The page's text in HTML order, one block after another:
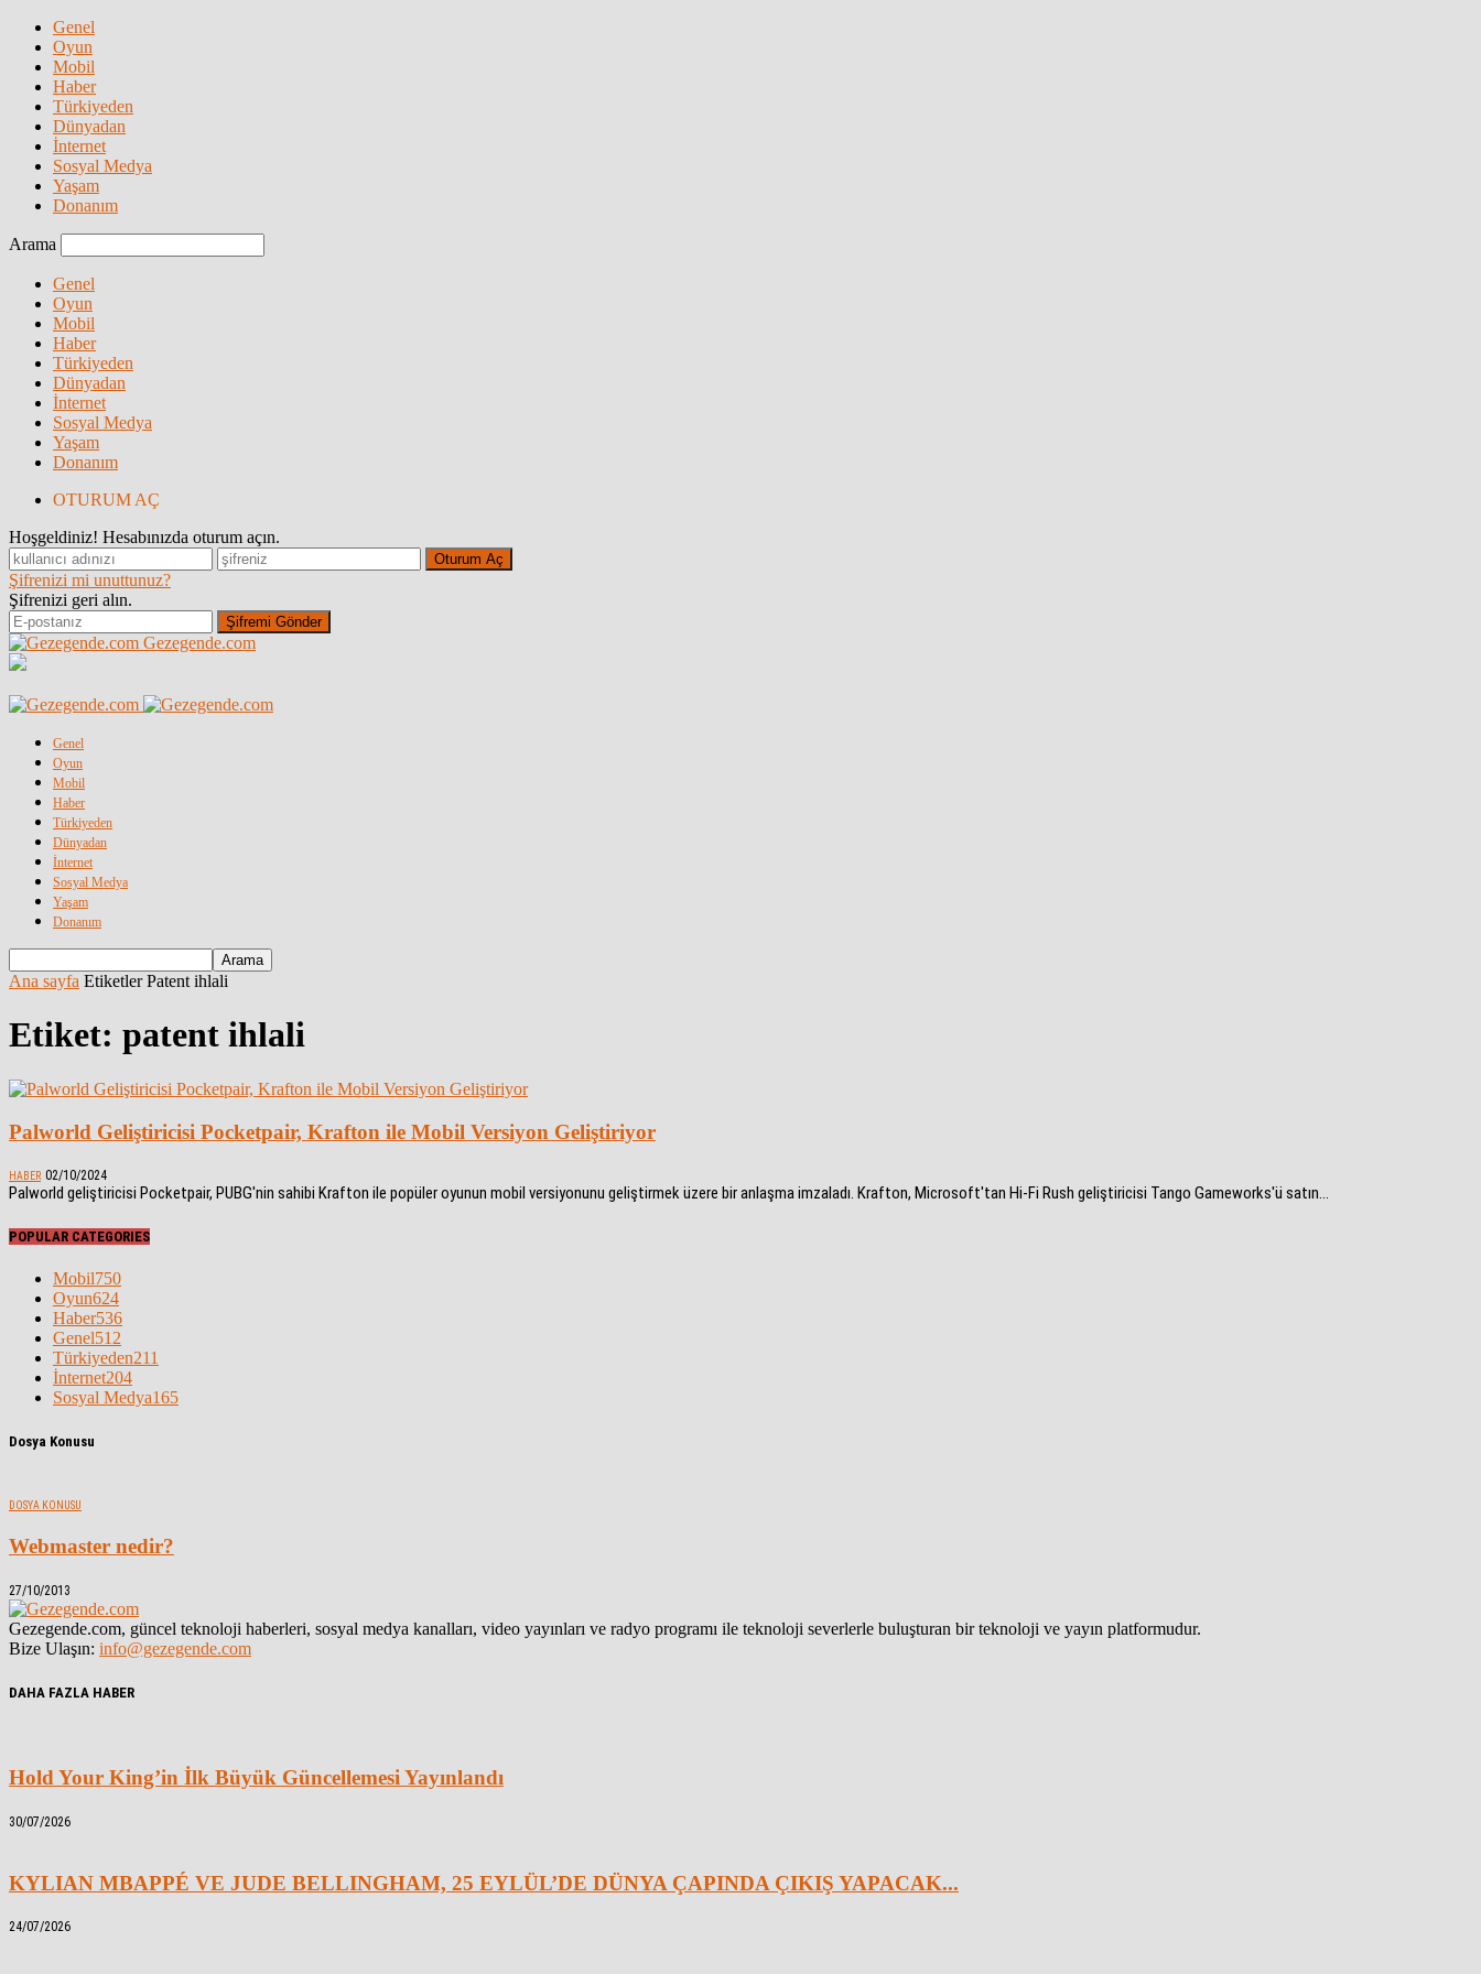
Genel
Oyun
Mobil
Haber
Türkiyeden
Dünyadan
İnternet
Sosyal Medya
Yaşam
Donanım
Arama
Genel
Oyun
Mobil
Haber
Türkiyeden
Dünyadan
İnternet
Sosyal Medya
Yaşam
Donanım
OTURUM AÇ
Hoşgeldiniz! Hesabınızda oturum açın.
Şifrenizi mi unuttunuz?
Şifrenizi geri alın.
Gezegende.com
Genel
Oyun
Mobil
Haber
Türkiyeden
Dünyadan
İnternet
Sosyal Medya
Yaşam
Donanım
Ana sayfa Etiketler Patent ihlali
Etiket: patent ihlali
Palworld Geliştiricisi Pocketpair, Krafton ile Mobil Versiyon Geliştiriyor
HABER 02/10/2024
Palworld geliştiricisi Pocketpair, PUBG'nin sahibi Krafton ile popüler oyunun mobil versiyonunu geliştirmek üzere bir anlaşma imzaladı. Krafton, Microsoft'tan Hi-Fi Rush geliştiricisi Tango Gameworks'ü satın...
POPULAR CATEGORIES
Mobil750
Oyun624
Haber536
Genel512
Türkiyeden211
İnternet204
Sosyal Medya165
Dosya Konusu
DOSYA KONUSU
Webmaster nedir?
27/10/2013
Gezegende.com, güncel teknoloji haberleri, sosyal medya kanalları, video yayınları ve radyo programı ile teknoloji severlerle buluşturan bir teknoloji ve yayın platformudur.
Bize Ulaşın: info@gezegende.com
DAHA FAZLA HABER
Hold Your King’in İlk Büyük Güncellemesi Yayınlandı
30/07/2026
KYLIAN MBAPPÉ VE JUDE BELLINGHAM, 25 EYLÜL’DE DÜNYA ÇAPINDA ÇIKIŞ YAPACAK...
24/07/2026